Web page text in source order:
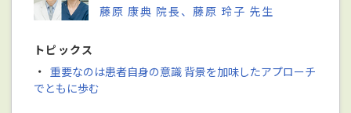
藤原 康典 院長、藤原 玲子 先生
トピックス
・ 重要なのは患者自身の意識 背景を加味したアプローチ
でともに歩む